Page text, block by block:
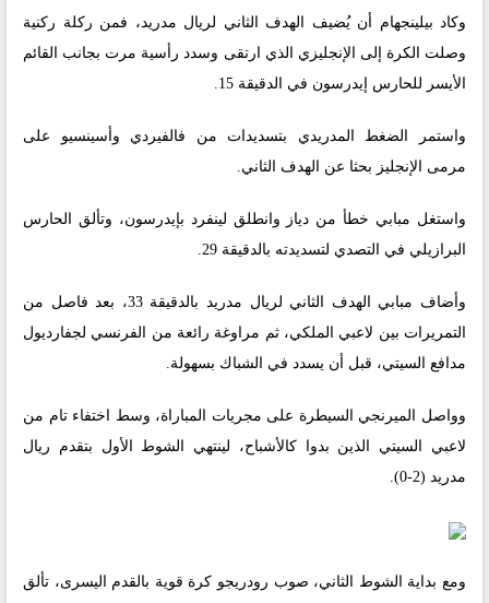
وكاد بيلينجهام أن يُضيف الهدف الثاني لريال مدريد، فمن ركلة ركنية
وصلت الكرة إلى الإنجليزي الذي ارتقى وسدد رأسية مرت بجانب القائم
الأيسر للحارس إيدرسون في الدقيقة 15.
واستمر الضغط المدريدي بتسديدات من فالفيردي وأسينسيو على
مرمى الإنجليز بحثا عن الهدف الثاني.
واستغل مبابي خطأ من دياز وانطلق لينفرد بإيدرسون، وتألق الحارس
البرازيلي في التصدي لتسديدته بالدقيقة 29.
وأضاف مبابي الهدف الثاني لريال مدريد بالدقيقة 33، بعد فاصل من
التمريرات بين لاعبي الملكي، ثم مراوغة رائعة من الفرنسي لجفارديول
مدافع السيتي، قبل أن يسدد في الشباك بسهولة.
وواصل الميرنجي السيطرة على مجريات المباراة، وسط اختفاء تام من
لاعبي السيتي الذين بدوا كالأشباح، لينتهي الشوط الأول بتقدم ريال
مدريد (2-0).
ومع بداية الشوط الثاني، صوب رودريجو كرة قوية بالقدم اليسرى، تألق